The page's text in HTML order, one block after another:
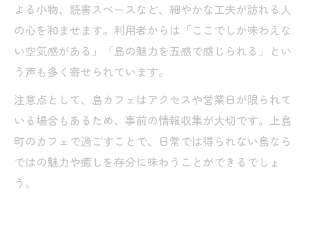
よる小物、読書スペースなど、細やかな工夫が訪れる人
の心を和ませます。利用者からは「ここでしか味わえな
い空気感がある」「島の魅力を五感で感じられる」とい
う声も多く寄せられています。
注意点として、島カフェはアクセスや営業日が限られて
いる場合もあるため、事前の情報収集が大切です。上島
町のカフェで過ごすことで、日常では得られない島なら
ではの魅力や癒しを存分に味わうことができるでしょ
う。